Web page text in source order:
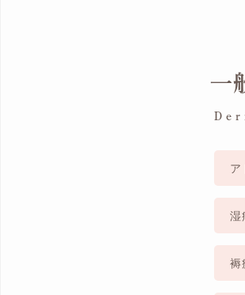
一
ア
湿
褥